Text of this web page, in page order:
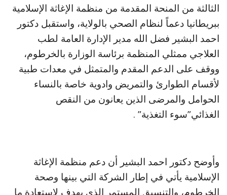
الثالثة من المنحة المقدمة من منظمة الإغاثة الإسلامية
ببريطانيا دعماً لنظام الصحي بالولاية، واستقبل دكتور
احمد البشير فضل الله مدير الإدارة العامة لطب
العلاجي ممثلي المنظمة برئاسة الوزارة بالخرطوم،
ووقف على الدعم المقدم والمتمثل في معدات طبية
لأقسام الطوارئ والتمريض وادوية خاصة بالنساء
الحوامل والمرضى الذين يعانون من النقص
الغذائي”سوء التغذية” .
وأوضح دكتور احمد البشير أن دعم منظمة الإغاثة
الإسلامية يأتي في إطار الشركة التي بينها وصحة
الخرطوم، والتنسيق المستمر الذي يهدف لاستعادة ما